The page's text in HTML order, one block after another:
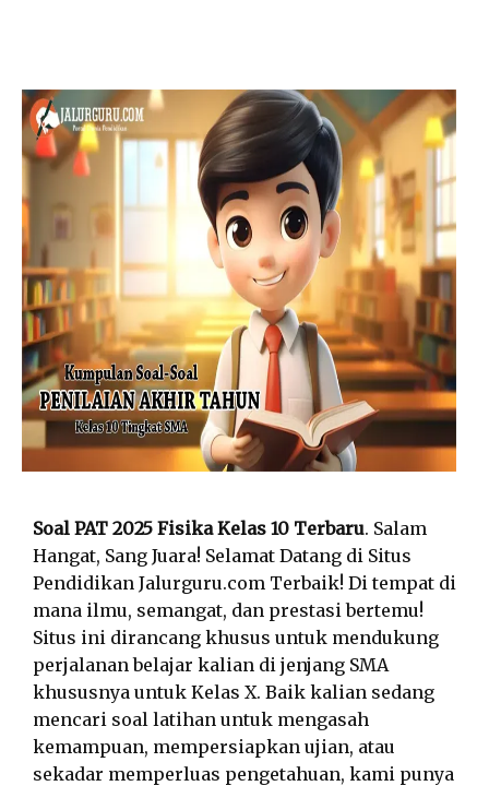
Soal PAT 2025 Fisika Kelas 10 Terbaru. Salam
Hangat, Sang Juara! Selamat Datang di Situs
Pendidikan Jalurguru.com Terbaik! Di tempat di
mana ilmu, semangat, dan prestasi bertemu!
Situs ini dirancang khusus untuk mendukung
perjalanan belajar kalian di jenjang SMA
khususnya untuk Kelas X. Baik kalian sedang
mencari soal latihan untuk mengasah
kemampuan, mempersiapkan ujian, atau
sekadar memperluas pengetahuan, kami punya